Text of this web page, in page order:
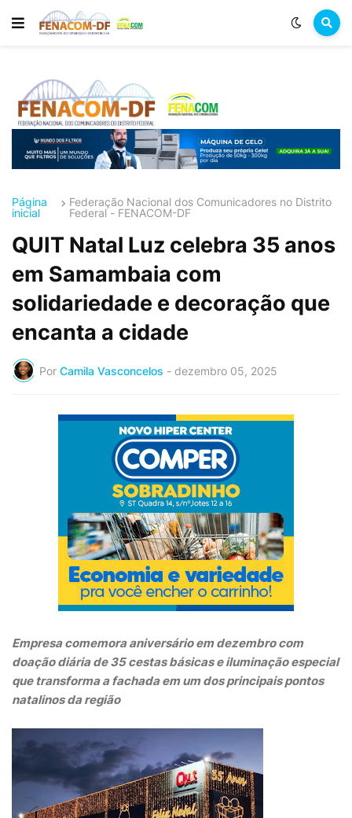
Página
inicial
Federação Nacional dos Comunicadores no Distrito
Federal - FENACOM-DF
QUIT Natal Luz celebra 35 anos
em Samambaia com
solidariedade e decoração que
encanta a cidade
Por Camila Vasconcelos - dezembro 05, 2025
Empresa comemora aniversário em dezembro com
doação diária de 35 cestas básicas e iluminação especial
que transforma a fachada em um dos principais pontos
natalinos da região